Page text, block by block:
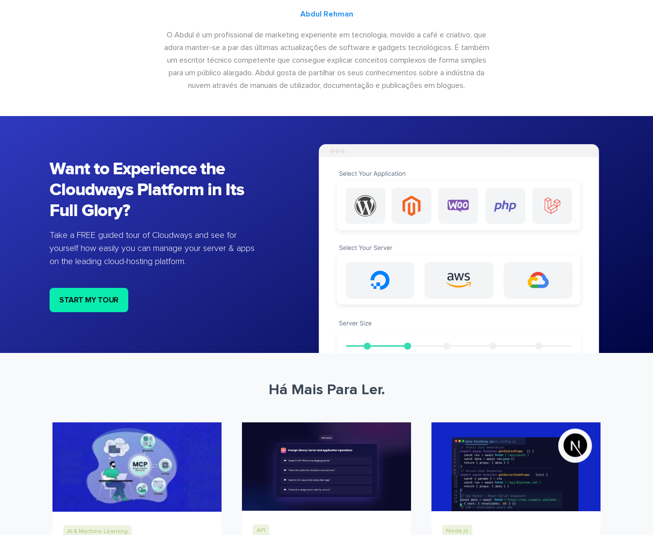
Abdul Rehman
O Abdul é um profissional de marketing experiente em tecnologia, movido a café e criativo, que
adora manter-se a par das últimas actualizações de software e gadgets tecnológicos. É também
um escritor técnico competente que consegue explicar conceitos complexos de forma simples
para um público alargado. Abdul gosta de partilhar os seus conhecimentos sobre a indústria da
nuvem através de manuais de utilizador, documentação e publicações em blogues.
Want to Experience the
Cloudways Platform in Its
Full Glory?
Take a FREE guided tour of Cloudways and see for
yourself how easily you can manage your server & apps
on the leading cloud-hosting platform.
START MY TOUR
Há Mais Para Ler.
AI & Machine Learning API Node.js